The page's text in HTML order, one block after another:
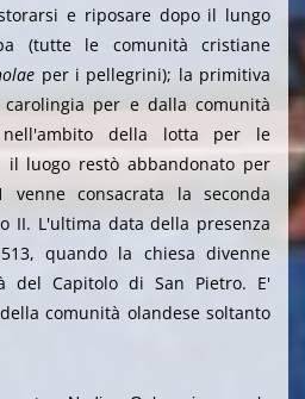
e riposare dopo il lungo
(tutte le comunità cristiane
per i pellegrini); la primitiva
per e dalla comunità
della lotta per le
il luogo restò abbandonato per
venne consacrata la seconda
II. L'ultima data della presenza
quando la chiesa divenne
del Capitolo di San Pietro. E'
comunità olandese soltanto